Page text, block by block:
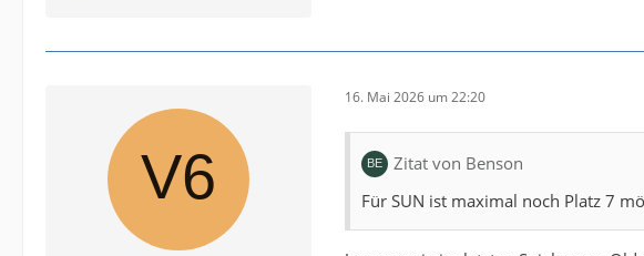
16. Mai 2026 um 22:20
Zitat von Benson
Für SUN ist maximal noch Platz 7